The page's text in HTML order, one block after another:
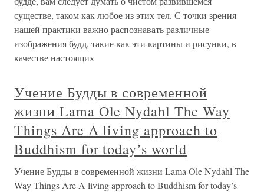
существе, таком как любое из этих тел. С точки зрения
нашей практики важно распознавать различные
изображения будд, такие как эти картины и рисунки, в
качестве настоящих
Учение Будды в современной
жизни Lama Ole Nydahl The Way
Things Are A living approach to
Buddhism for today’s world
Учение Будды в современной жизни Lama Ole Nydahl The
Way Things Are A living approach to Buddhism for today’s